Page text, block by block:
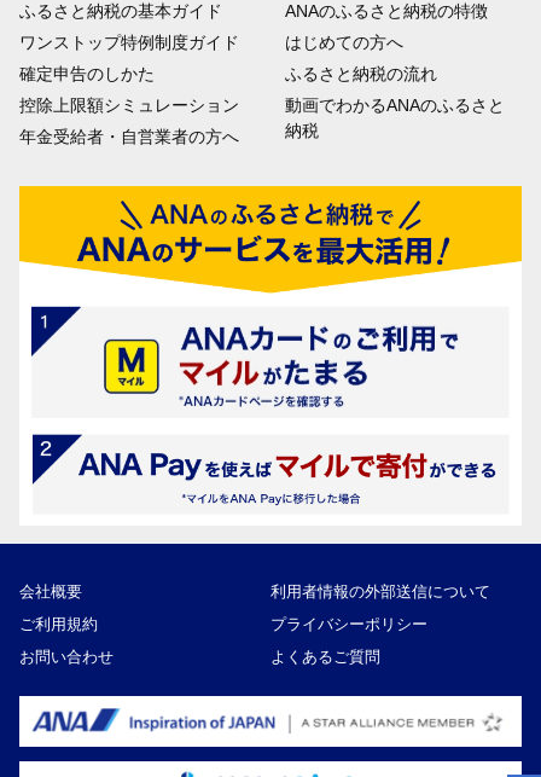
ふるさと納税の基本ガイド
ワンストップ特例制度ガイド
確定申告のしかた
控除上限額シミュレーション
年金受給者・自営業者の方へ
ANAのふるさと納税の特徴
はじめての方へ
ふるさと納税の流れ
動画でわかるANAのふるさと
納税
会社概要
利用者情報の外部送信について
ご利用規約
プライバシーポリシー
お問い合わせ
よくあるご質問